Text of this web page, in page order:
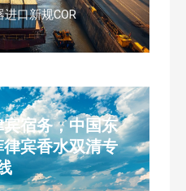
口新规COR
宿务，中国东
宾香水双清专